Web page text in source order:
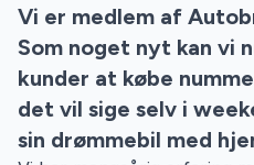
Vi er medlem af
Som noget nyt kan vi
kunder at købe
det vil sige selv i
sin drømmebil med